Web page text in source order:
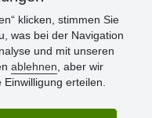
klicken, stimmen Sie
was bei der Navigation
und mit unseren
ablehnen , aber wir
erteilen.